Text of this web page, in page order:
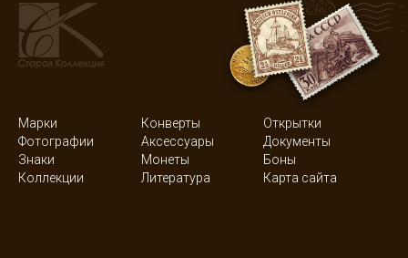
Марки Конверты
Открытки
Фотографии
Аксессуары
Документы
Знаки
Монеты
Боны
Коллекции
Литература Карта сайта